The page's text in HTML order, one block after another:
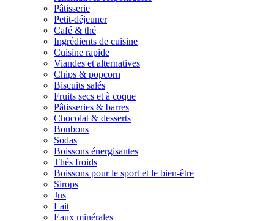
Pâtisserie
Petit-déjeuner
Café & thé
Ingrédients de cuisine
Cuisine rapide
Viandes et alternatives
Chips & popcorn
Biscuits salés
Fruits secs et à coque
Pâtisseries & barres
Chocolat & desserts
Bonbons
Sodas
Boissons énergisantes
Thés froids
Boissons pour le sport et le bien-être
Sirops
Jus
Lait
Eaux minérales